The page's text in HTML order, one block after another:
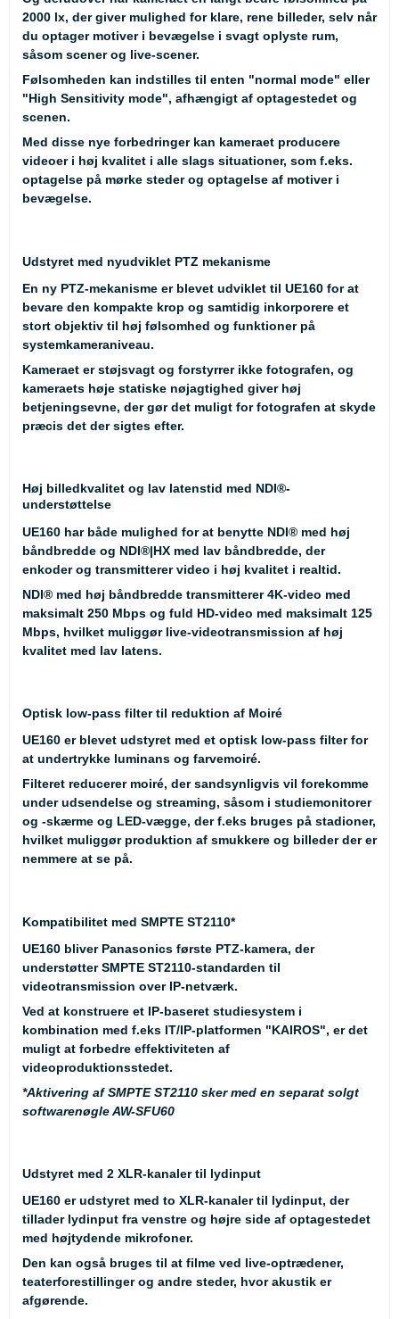
2000 lx, der giver mulighed for klare, rene billeder, selv når
du optager motiver i bevægelse i svagt oplyste rum,
såsom scener og live-scener.
Følsomheden kan indstilles til enten "normal mode" eller
"High Sensitivity mode", afhængigt af optagestedet og
scenen.
Med disse nye forbedringer kan kameraet producere
videoer i høj kvalitet i alle slags situationer, som f.eks.
optagelse på mørke steder og optagelse af motiver i
bevægelse.
Udstyret med nyudviklet PTZ mekanisme
En ny PTZ-mekanisme er blevet udviklet til UE160 for at
bevare den kompakte krop og samtidig inkorporere et
stort objektiv til høj følsomhed og funktioner på
systemkameraniveau.
Kameraet er støjsvagt og forstyrrer ikke fotografen, og
kameraets høje statiske nøjagtighed giver høj
betjeningsevne, der gør det muligt for fotografen at skyde
præcis det der sigtes efter.
Høj billedkvalitet og lav latenstid med NDI®-
understøttelse
UE160 har både mulighed for at benytte NDI® med høj
båndbredde og NDI®|HX med lav båndbredde, der
enkoder og transmitterer video i høj kvalitet i realtid.
NDI® med høj båndbredde transmitterer 4K-video med
maksimalt 250 Mbps og fuld HD-video med maksimalt 125
Mbps, hvilket muliggør live-videotransmission af høj
kvalitet med lav latens.
Optisk low-pass filter til reduktion af Moiré
UE160 er blevet udstyret med et optisk low-pass filter for
at undertrykke luminans og farvemoiré.
Filteret reducerer moiré, der sandsynligvis vil forekomme
under udsendelse og streaming, såsom i studiemonitorer
og -skærme og LED-vægge, der f.eks bruges på stadioner,
hvilket muliggør produktion af smukkere og billeder der er
nemmere at se på.
Kompatibilitet med SMPTE ST2110*
UE160 bliver Panasonics første PTZ-kamera, der
understøtter SMPTE ST2110-standarden til
videotransmission over IP-netværk.
Ved at konstruere et IP-baseret studiesystem i
kombination med f.eks IT/IP-platformen "KAIROS", er det
muligt at forbedre effektiviteten af
videoproduktionsstedet.
*Aktivering af SMPTE ST2110 sker med en separat solgt
softwarenøgle AW-SFU60
Udstyret med 2 XLR-kanaler til lydinput
UE160 er udstyret med to XLR-kanaler til lydinput, der
tillader lydinput fra venstre og højre side af optagestedet
med højtydende mikrofoner.
Den kan også bruges til at filme ved live-optrædener,
teaterforestillinger og andre steder, hvor akustik er
afgørende.